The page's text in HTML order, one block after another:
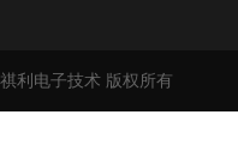
利电子技术 版权所有